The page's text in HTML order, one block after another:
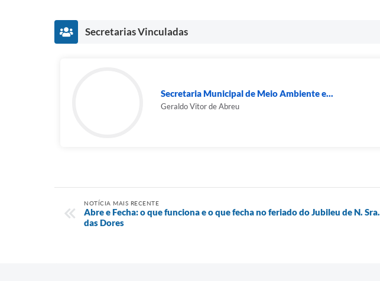
Secretarias Vinculadas
Secretaria Municipal de Meio Ambiente e...
Geraldo Vitor de Abreu
NOTÍCIA MAIS RECENTE
Abre e Fecha: o que funciona e o que fecha no feriado do Jubileu de N. Sra.
das Dores